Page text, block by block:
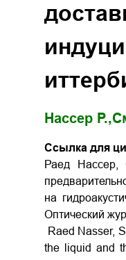
Нассер Р.,
Ссылка для
Раед Нассер,
на
Оптический
Raed Nasser,
the liquid and